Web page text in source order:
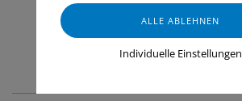
Individuelle Einstellungen